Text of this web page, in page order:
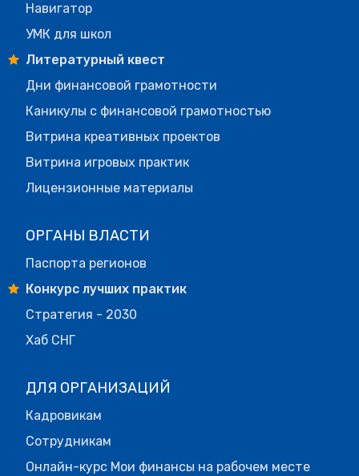
Навигатор
УМК для школ
Литературный квест
Дни финансовой грамотности
Каникулы с финансовой грамотностью
Витрина креативных проектов
Витрина игровых практик
Лицензионные материалы
ОРГАНЫ ВЛАСТИ
Паспорта регионов
Конкурс лучших практик
Стратегия - 2030
Хаб СНГ
ДЛЯ ОРГАНИЗАЦИЙ
Кадровикам
Сотрудникам
Онлайн-курс Мои финансы на рабочем месте